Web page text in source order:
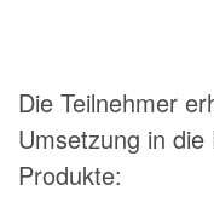
Die Teilnehmer
Umsetzung in
Produkte: